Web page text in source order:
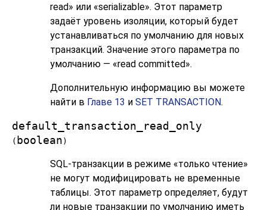
read» или «serializable». Этот параметр
задаёт уровень изоляции, который будет
устанавливаться по умолчанию для новых
транзакций. Значение этого параметра по
умолчанию — «read committed».
Дополнительную информацию вы можете
найти в Главе 13 и SET TRANSACTION.
default_transaction_read_only
( boolean )
SQL-транзакции в режиме «только чтение»
не могут модифицировать не временные
таблицы. Этот параметр определяет, будут
ли новые транзакции по умолчанию иметь